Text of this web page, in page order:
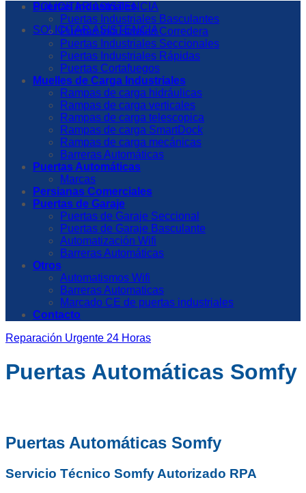
SOLICITAR ASISTENCIA
SOLICITAR ASISTENCIA
Puertas Industriales
Puertas Industriales Basculantes
Puertas Industriales Corredera
Puertas Industriales Seccionales
Puertas Industriales Rápidas
Puertas Cortafuegos
Muelles de Carga Industriales
Rampas de carga hidráulicas
Rampas de carga verticales
Rampas de carga telescopica
Rampas de carga SmartDock
Rampas de carga mecánicas
Barreras Automáticas
Puertas Automáticas
Marcas
Persianas Comerciales
Puertas de Garaje
Puertas de Garaje Seccional
Puertas de Garaje Basculante
Automatización Wifi
Barreras Automáticas
Otros
Automatismos Wifi
Barreras Automaticas
Marcado CE de puertas industriales
Contacto
Reparación Urgente 24 Horas
Puertas Automáticas Somfy
Puertas Automáticas Somfy
Servicio Técnico Somfy Autorizado RPA